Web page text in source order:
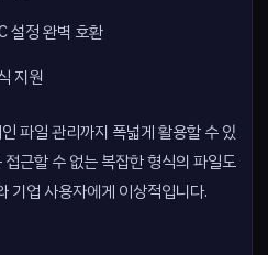
설정 완벽 호환
지원
파일 관리까지 폭넓게 활용할 수 있
근할 수 없는 복잡한 형식의 파일도
기업 사용자에게 이상적입니다.